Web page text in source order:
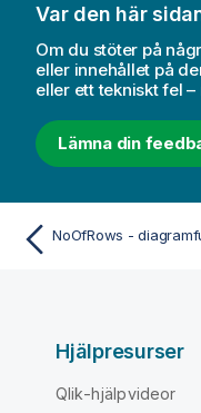
Var den här
Om du stöter på
eller innehållet på
eller ett tekniskt fel
Lämna din
Hjälpresurser
Qlik-hjälpvideor